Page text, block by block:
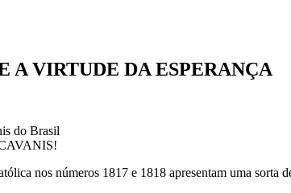
A VIRTUDE DA ESPERANÇA
nos números 1817 e 1818 apresentam uma sorta